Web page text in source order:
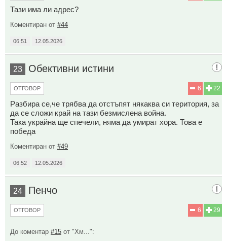
Тази има ли адрес?
Коментиран от #44
06:51 12.05.2026
23 Обективни истини
22
6
ОТГОВОР
Разбира се,че трябва да отстъпят някаква си територия, за
да се сложи край на тази безмислена война.
Така украйна ще спечели, няма да умират хора. Това е
победа
Коментиран от #49
06:52 12.05.2026
24 Пенчо
29
6
ОТГОВОР
До коментар #15 от "Хм...":